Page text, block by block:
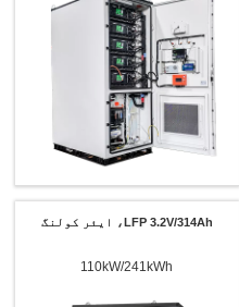
LFP 3.2V/314Ah، ایئر کولنگ
110kW/241kWh